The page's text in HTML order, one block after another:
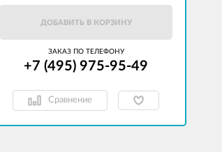
ДОБАВИТЬ В КОРЗИНУ
ЗАКАЗ ПО ТЕЛЕФОНУ
+7 (495) 975-95-49
Сравнение